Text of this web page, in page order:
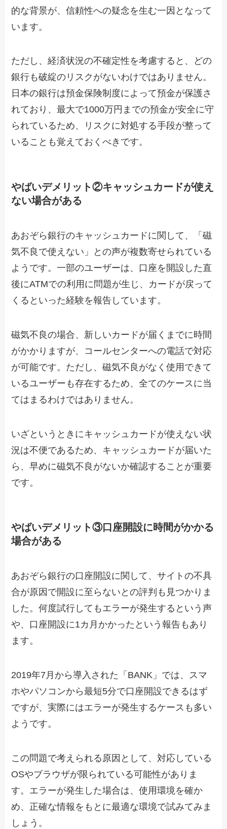
的な背景が、信頼性への疑念を生む一因となって
います。
ただし、経済状況の不確定性を考慮すると、どの
銀行も破綻のリスクがないわけではありません。
日本の銀行は預金保険制度によって預金が保護さ
れており、最大で1000万円までの預金が安全に守
られているため、リスクに対処する手段が整って
いることも覚えておくべきです。
やばいデメリット②キャッシュカードが使え
ない場合がある
あおぞら銀行のキャッシュカードに関して、「磁
気不良で使えない」との声が複数寄せられている
ようです。一部のユーザーは、口座を開設した直
後にATMでの利用に問題が生じ、カードが戻って
くるといった経験を報告しています。
磁気不良の場合、新しいカードが届くまでに時間
がかかりますが、コールセンターへの電話で対応
が可能です。ただし、磁気不良がなく使用できて
いるユーザーも存在するため、全てのケースに当
てはまるわけではありません。
いざというときにキャッシュカードが使えない状
況は不便であるため、キャッシュカードが届いた
ら、早めに磁気不良がないか確認することが重要
です。
やばいデメリット③口座開設に時間がかかる
場合がある
あおぞら銀行の口座開設に関して、サイトの不具
合が原因で開設に至らないとの評判も見つかりま
した。何度試行してもエラーが発生するという声
や、口座開設に1カ月かかったという報告もあり
ます。
2019年7月から導入された「BANK」では、スマ
ホやパソコンから最短5分で口座開設できるはず
ですが、実際にはエラーが発生するケースも多い
ようです。
この問題で考えられる原因として、対応している
OSやブラウザが限られている可能性がありま
す。エラーが発生した場合は、使用環境を確か
め、正確な情報をもとに最適な環境で試みてみま
しょう。